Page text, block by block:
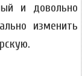
и довольно
изменить